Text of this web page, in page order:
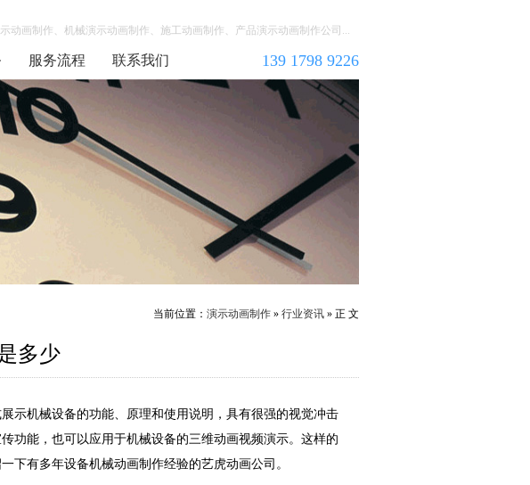
动画制作、机械演示动画制作、施工动画制作、产品演示动画制作公司...
服务流程 联系我们 139 1798 9226
当前位置： 演示动画制作 » 行业资讯 » 正 文
多少
示机械设备的功能、原理和使用说明，具有很强的视觉冲击
功能，也可以应用于机械设备的三维动画视频演示。这样的
下有多年设备机械动画制作经验的艺虎动画公司。